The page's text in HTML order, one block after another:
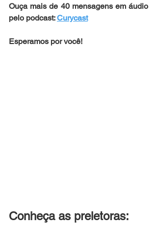
Ouça mais de 40 mensagens em áudio
pelo podcast: Curycast
Esperamos por você!
Conheça as preletoras: